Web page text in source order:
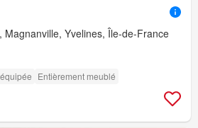
Magnanville, Yvelines, Île-de-France
Entièrement meublé